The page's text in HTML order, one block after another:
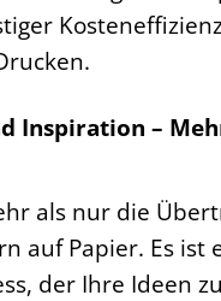
Inspiration –
als nur die
auf Papier. Es ist
der Ihre Ideen